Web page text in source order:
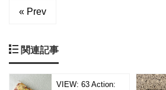
« Prev
関連記事
VIEW: 63 Action: